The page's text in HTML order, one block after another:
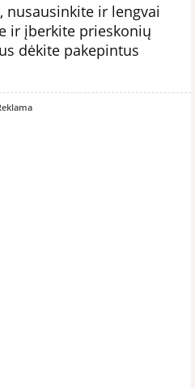
nusausinkite ir lengvai
ir įberkite prieskonių
dėkite pakepintus